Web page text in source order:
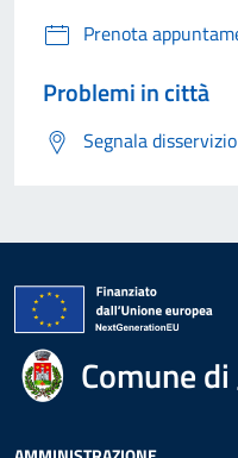
Prenota
Problemi in città
Segnala disservizio
Comune